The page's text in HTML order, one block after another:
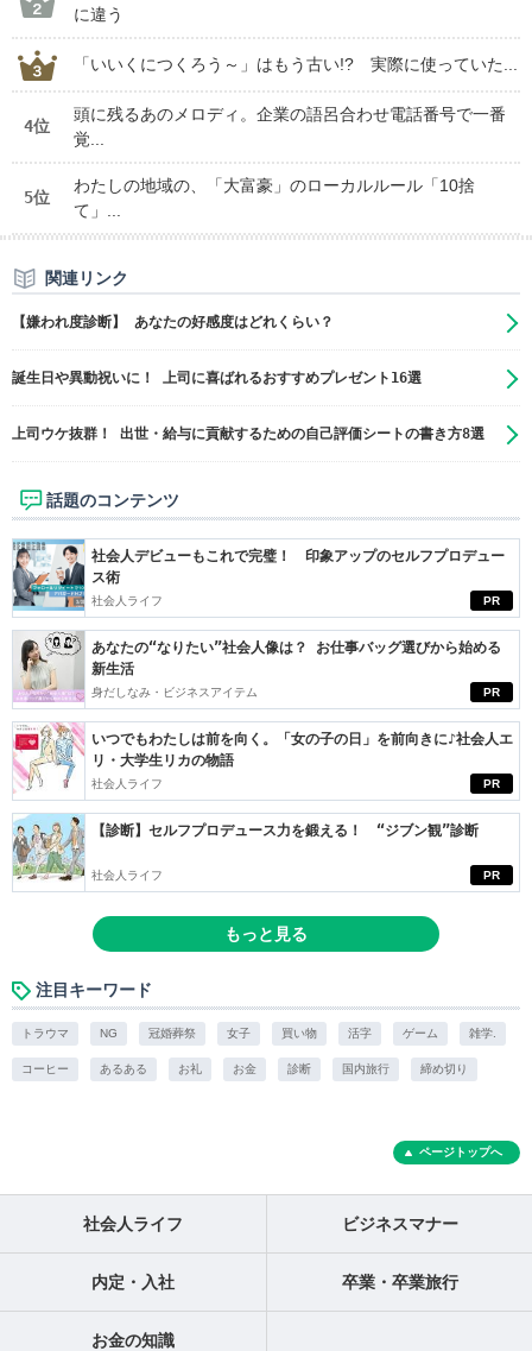
に違う
「いいくにつくろう～」はもう古い!? 実際に使っていた...
4位
頭に残るあのメロディ。企業の語呂合わせ電話番号で一番
覚...
5位
わたしの地域の、「大富豪」のローカルルール「10捨
て」...
関連リンク
【嫌われ度診断】 あなたの好感度はどれくらい？
誕生日や異動祝いに！ 上司に喜ばれるおすすめプレゼント16選
上司ウケ抜群！ 出世・給与に貢献するための自己評価シートの書き方8選
話題のコンテンツ
PR
社会人デビューもこれで完璧！ 印象アップのセルフプロデュー
ス術
社会人ライフ
PR
あなたの“なりたい”社会人像は？ お仕事バッグ選びから始める
新生活
身だしなみ・ビジネスアイテム
PR
いつでもわたしは前を向く。「女の子の日」を前向きに♪社会人エ
リ・大学生リカの物語
社会人ライフ
PR
【診断】セルフプロデュース力を鍛える！ “ジブン観”診断
社会人ライフ
もっと見る
注目キーワード
トラウマ NG 冠婚葬祭 女子 買い物 活字 ゲーム 雑学.
コーヒー あるある お礼 お金 診断 国内旅行 締め切り
ページトップへ
社会人ライフ ビジネスマナー
内定・入社 卒業・卒業旅行
お金の知識